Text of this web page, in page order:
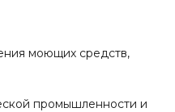
моющих средств,
промышленности и